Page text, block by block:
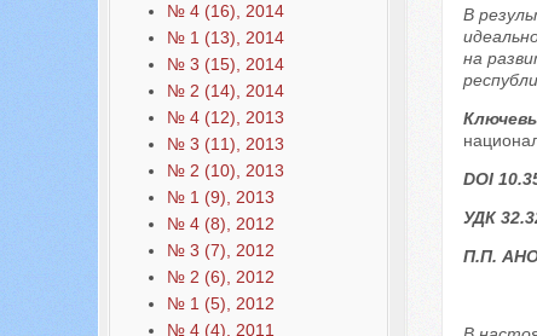
№ 4 (16), 2014
№ 1 (13), 2014
№ 3 (15), 2014
№ 2 (14), 2014
№ 4 (12), 2013
№ 3 (11), 2013
№ 2 (10), 2013
№ 1 (9), 2013
№ 4 (8), 2012
№ 3 (7), 2012
№ 2 (6), 2012
№ 1 (5), 2012
№ 4 (4), 2011
В
на
DOI
УДК
П.П.